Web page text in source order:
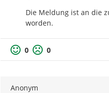
Die Meldung ist an die
worden.
0 0
Anonym